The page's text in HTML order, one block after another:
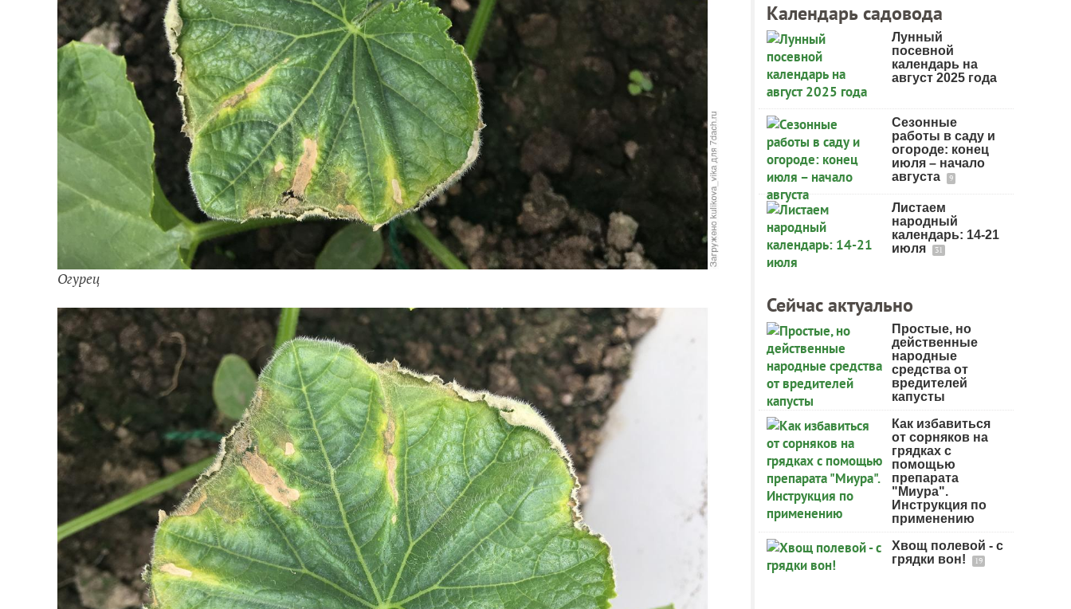
Огурец
Календарь садовода
Лунный
посевной
календарь на
август 2025 года
Сезонные
работы в саду и
огороде: конец
июля – начало
августа
9
Листаем
народный
календарь: 14-21
июля
31
Сейчас актуально
Простые, но
действенные
народные
средства от
вредителей
капусты
Как избавиться
от сорняков на
грядках с
помощью
препарата
"Миура".
Инструкция по
применению
Хвощ полевой - с
грядки вон!
19